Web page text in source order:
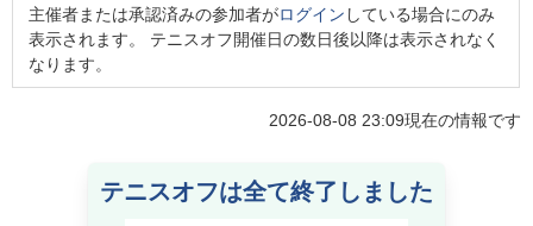
主催者または承認済みの参加者がログイン している場合にのみ
表示されます。 テニスオフ開催日の数日後以降は表示されなく
なります。
2026-08-08 23:09現在の情報です
テニスオフは全て終了しました